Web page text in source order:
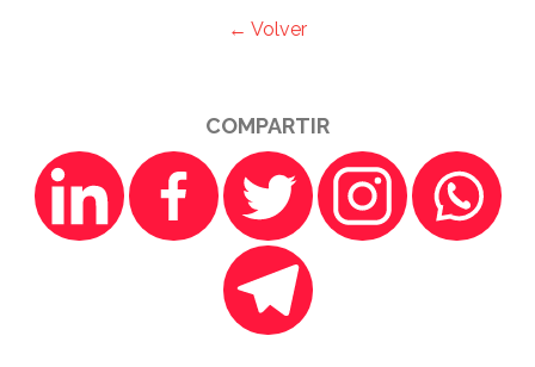
← Volver
COMPARTIR